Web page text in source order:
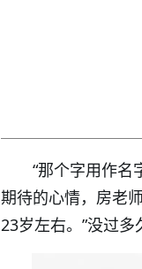
“那个字用作名
期待的心情，房老
23岁左右。”没过